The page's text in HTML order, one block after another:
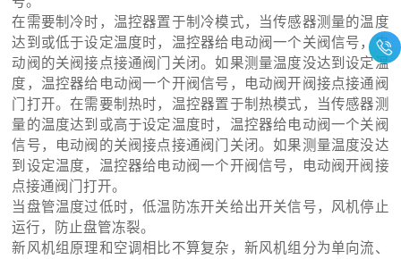
在需要制冷时，温控器置于制冷模式，当传感器测量的温度
达到或低于设定温度时，温控器给电动阀一个关阀信号，电
动阀的关阀接点接通阀门关闭。如果测量温度没达到设定温
度，温控器给电动阀一个开阀信号，电动阀开阀接点接通阀
门打开。在需要制热时，温控器置于制热模式，当传感器测
量的温度达到或高于设定温度时，温控器给电动阀一个关阀
信号，电动阀的关阀接点接通阀门关闭。如果测量温度没达
到设定温度，温控器给电动阀一个开阀信号，电动阀开阀接
点接通阀门打开。
当盘管温度过低时，低温防冻开关给出开关信号，风机停止
运行，防止盘管冻裂。
新风机组原理和空调相比不算复杂，新风机组分为单向流、